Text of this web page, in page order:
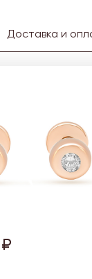
Доставка и